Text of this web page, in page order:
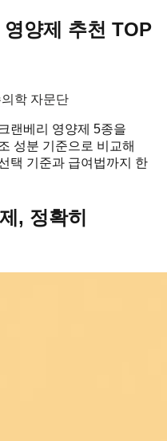
양제 추천 TOP
학 자문단
랜베리 영양제 5종을
성분 기준으로 비교해
택 기준과 급여법까지 한
, 정확히